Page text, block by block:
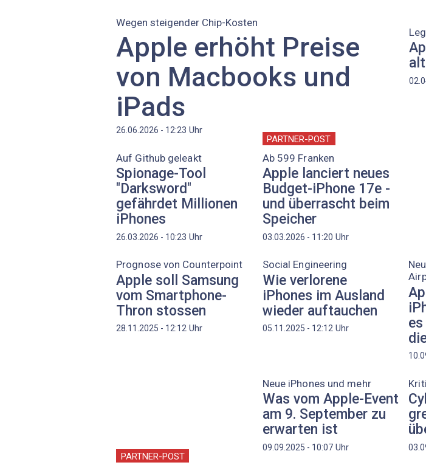
Wegen steigender Chip-Kosten
Apple erhöht Preise
von Macbooks und
iPads
26.06.2026 - 12:23 Uhr
alt
Auf Github geleakt
Spionage-Tool
"Darksword"
gefährdet Millionen
iPhones
26.03.2026 - 10:23 Uhr
PARTNER-POST
Ab 599 Franken
Apple lanciert neues
Budget-iPhone 17e -
und überrascht beim
Speicher
03.03.2026 - 11:20 Uhr
Prognose von Counterpoint
Apple soll Samsung
vom Smartphone-
Thron stossen
28.11.2025 - 12:12 Uhr
Social Engineering
Wie verlorene
iPhones im Ausland
wieder auftauchen
05.11.2025 - 12:12Uhr
Neue iPhones und mehr
Was vom Apple-Event
am 9. September zu
erwarten ist
09.09.2025 - 10:07Uhr
PARTNER-POST